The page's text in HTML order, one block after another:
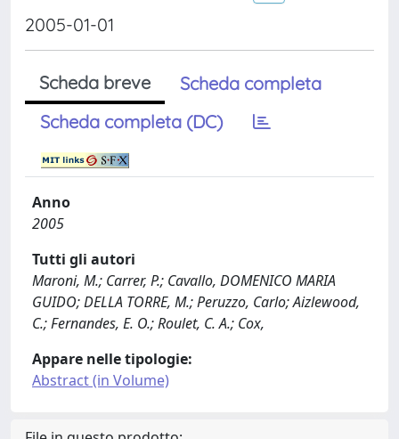
2005-01-01
Scheda breve
Scheda completa
Scheda completa (DC)
Anno
2005
Tutti gli autori
Maroni, M.; Carrer, P.; Cavallo, DOMENICO MARIA
GUIDO; DELLA TORRE, M.; Peruzzo, Carlo; Aizlewood,
C.; Fernandes, E. O.; Roulet, C. A.; Cox,
Appare nelle tipologie:
Abstract (in Volume)